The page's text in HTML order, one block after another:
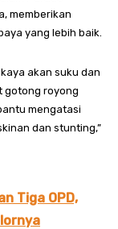
memberikan
yang lebih baik.
akan suku dan
gotong royong
mengatasi
dan stunting,”
Tiga OPD,